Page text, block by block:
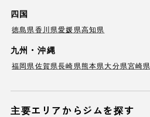
四国
徳島県香川県愛媛県高知県
九州・沖縄
福岡県佐賀県長崎県熊本県大分県宮崎県
主要エリアからジムを探す